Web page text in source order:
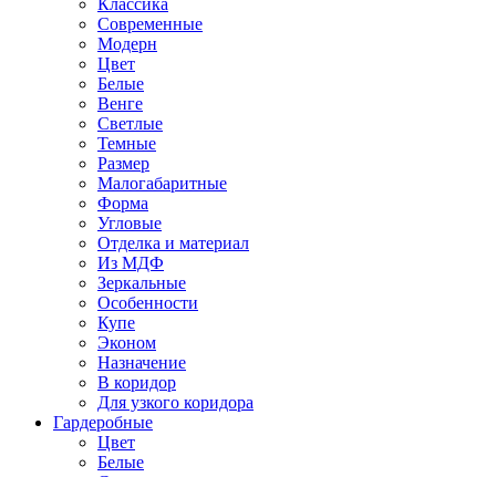
Классика
Современные
Модерн
Цвет
Белые
Венге
Светлые
Темные
Размер
Малогабаритные
Форма
Угловые
Отделка и материал
Из МДФ
Зеркальные
Особенности
Купе
Эконом
Назначение
В коридор
Для узкого коридора
Гардеробные
Цвет
Белые